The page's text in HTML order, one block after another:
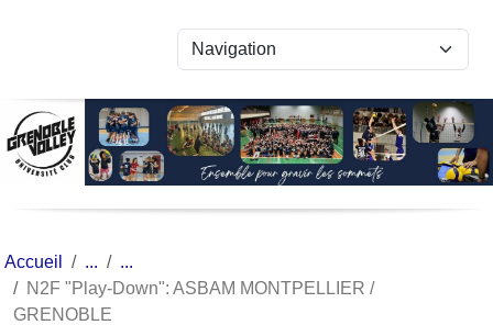
Accueil
N2F "Play-Down": ASBAM MONTPELLIER /
GRENOBLE